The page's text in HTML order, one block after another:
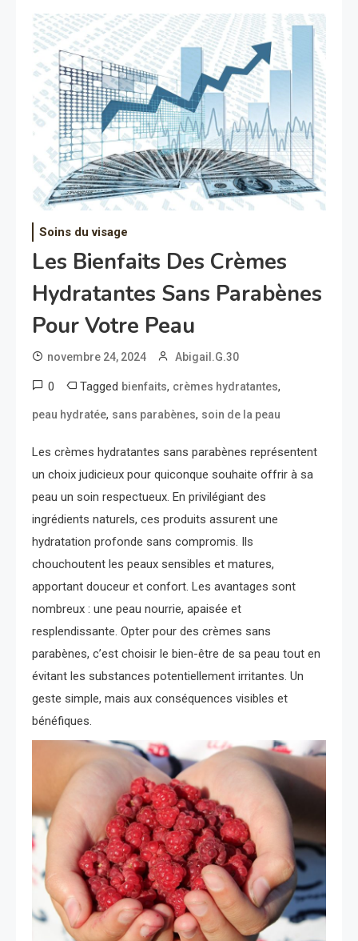
Soins du visage
Les Bienfaits Des Crèmes
Hydratantes Sans Parabènes
Pour Votre Peau
novembre 24, 2024 Abigail.G.30
0 Tagged bienfaits, crèmes hydratantes,
peau hydratée, sans parabènes, soin de la peau
Les crèmes hydratantes sans parabènes représentent
un choix judicieux pour quiconque souhaite offrir à sa
peau un soin respectueux. En privilégiant des
ingrédients naturels, ces produits assurent une
hydratation profonde sans compromis. Ils
chouchoutent les peaux sensibles et matures,
apportant douceur et confort. Les avantages sont
nombreux : une peau nourrie, apaisée et
resplendissante. Opter pour des crèmes sans
parabènes, c’est choisir le bien-être de sa peau tout en
évitant les substances potentiellement irritantes. Un
geste simple, mais aux conséquences visibles et
bénéfiques.